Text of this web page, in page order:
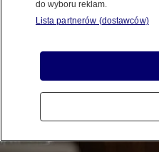
do wyboru reklam.
Lista partnerów (dostawców)